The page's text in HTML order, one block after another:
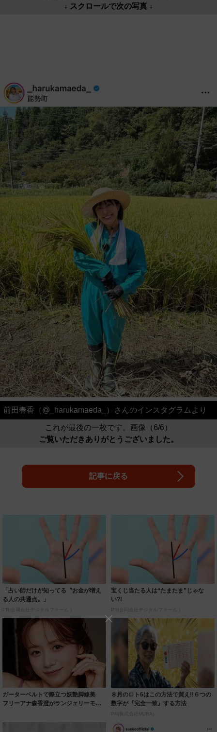
↓ スクロールで次の写真 ↓
前田春香（@_harukamaeda_）さんのインスタグラムより
これが最後の一枚です。画像（6/6）
ご覧いただきありがとうございました。
記事に戻る
「占い師だけが知ってる〝お金が増え
る人の共通点〟」
PR(合同会社デジタルファーム )
宝くじ当たる人は“たまたま”じゃな
い?!
PR(合同会社デジタルファーム )
ガーターベルトで際立つ妖艶脚線美
フリーアナ森香澄がランジェリーモデ
８月のロト6はこの方法で買え!!６つの
数字が『完全一致』する方法
PR(株式会社MURA)